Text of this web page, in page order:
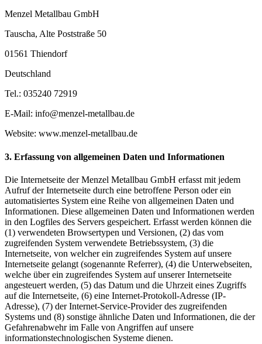
Menzel Metallbau GmbH
Tauscha, Alte Poststraße 50
01561 Thiendorf
Deutschland
Tel.: 035240 72919
E-Mail: info@menzel-metallbau.de
Website: www.menzel-metallbau.de
3. Erfassung von allgemeinen Daten und Informationen
Die Internetseite der Menzel Metallbau GmbH erfasst mit jedem
Aufruf der Internetseite durch eine betroffene Person oder ein
automatisiertes System eine Reihe von allgemeinen Daten und
Informationen. Diese allgemeinen Daten und Informationen werden
in den Logfiles des Servers gespeichert. Erfasst werden können die
(1) verwendeten Browsertypen und Versionen, (2) das vom
zugreifenden System verwendete Betriebssystem, (3) die
Internetseite, von welcher ein zugreifendes System auf unsere
Internetseite gelangt (sogenannte Referrer), (4) die Unterwebseiten,
welche über ein zugreifendes System auf unserer Internetseite
angesteuert werden, (5) das Datum und die Uhrzeit eines Zugriffs
auf die Internetseite, (6) eine Internet-Protokoll-Adresse (IP-
Adresse), (7) der Internet-Service-Provider des zugreifenden
Systems und (8) sonstige ähnliche Daten und Informationen, die der
Gefahrenabwehr im Falle von Angriffen auf unsere
informationstechnologischen Systeme dienen.